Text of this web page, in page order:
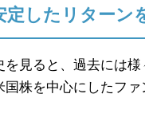
定したリターン
を見ると、過去には
国株を中心にしたフ